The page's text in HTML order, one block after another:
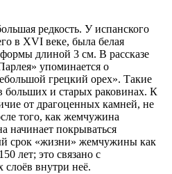
редкость. У испанского
в XVI веке, была белая
длиной 3 см. В рассказе
упоминается о
грецкий орех». Такие
и старых раковинах. К
от драгоценных камней, не
того, как жемчужина
начинает покрываться
срок «жизни» жемчужины как
лет; это связано с
внутри неё.